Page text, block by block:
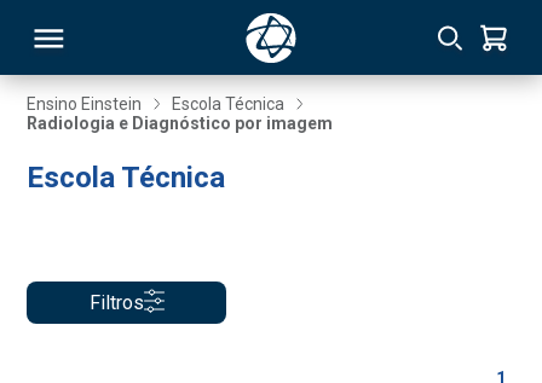
Ensino Einstein
Escola Técnica
Radiologia e Diagnóstico por imagem
Escola Técnica
Filtros
1